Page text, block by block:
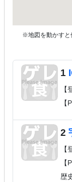
※地図を動かすと
1
【
【
2
【
【
歴